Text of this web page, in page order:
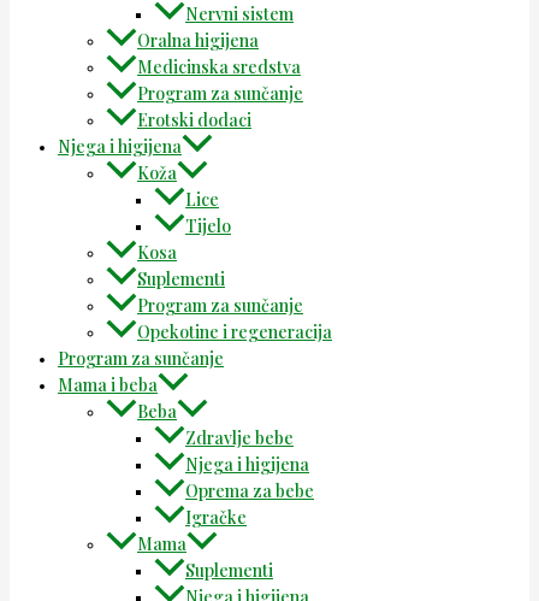
Nervni sistem
Oralna higijena
Medicinska sredstva
Program za sunčanje
Erotski dodaci
Njega i higijena
Koža
Lice
Tijelo
Kosa
Suplementi
Program za sunčanje
Opekotine i regeneracija
Program za sunčanje
Mama i beba
Beba
Zdravlje bebe
Njega i higijena
Oprema za bebe
Igračke
Mama
Suplementi